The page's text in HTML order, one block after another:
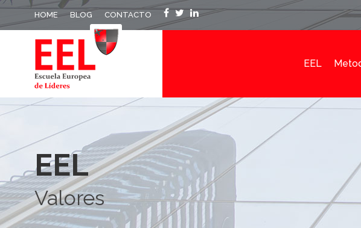
HOME BLOG CONTACTO
EEL
EEL
Valores